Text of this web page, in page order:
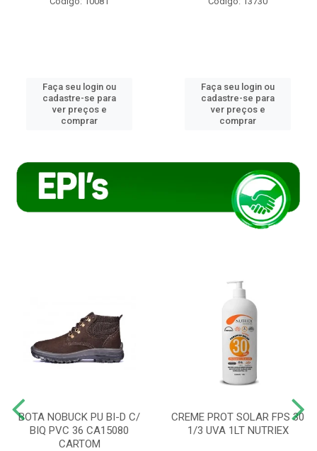
Faça seu login ou
cadastre-se para
ver preços e
comprar
Faça seu login ou
cadastre-se para
ver preços e
comprar
BOTA NOBUCK PU BI-D C/
BIQ PVC 36 CA15080
CARTOM
CREME PROT SOLAR FPS 30
1/3 UVA 1LT NUTRIEX